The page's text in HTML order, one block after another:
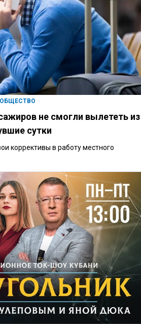
ОБЩЕСТВО
не смогли вылететь из
сутки
коррективы в работу местного